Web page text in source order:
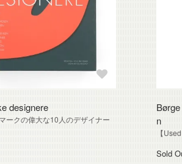
designere
ークの偉大な10人のデザイナー
n
【
Sold